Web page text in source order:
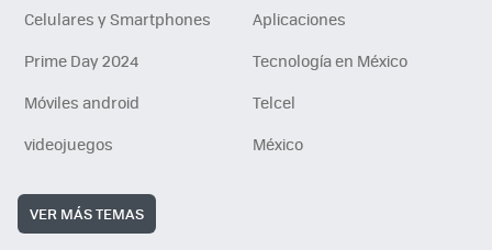
Celulares y Smartphones
Aplicaciones
Prime Day 2024
Tecnología en México
Móviles android
Telcel
videojuegos
México
VER MÁS TEMAS